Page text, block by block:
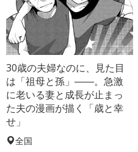
30歳の夫婦なのに、見た目
は「祖母と孫」――。急激
に老いる妻と成長が止まっ
た夫の漫画が描く「歳と幸
せ」
全国